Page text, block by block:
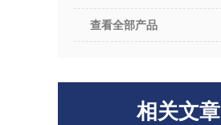
查看全部产品
相关文章